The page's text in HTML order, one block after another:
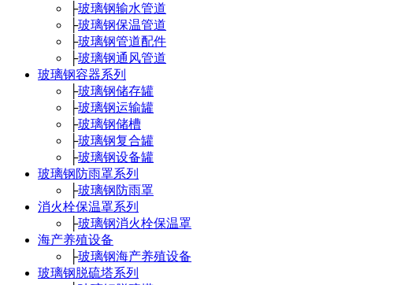
├玻璃钢输水管道
├玻璃钢保温管道
├玻璃钢管道配件
├玻璃钢通风管道
玻璃钢容器系列
├玻璃钢储存罐
├玻璃钢运输罐
├玻璃钢储槽
├玻璃钢复合罐
├玻璃钢设备罐
玻璃钢防雨罩系列
├玻璃钢防雨罩
消火栓保温罩系列
├玻璃钢消火栓保温罩
海产养殖设备
├玻璃钢海产养殖设备
玻璃钢脱硫塔系列